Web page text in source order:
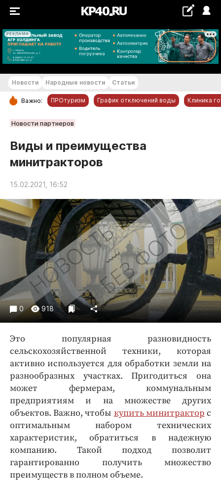
РЕКЛАМА
+23...+24 °С
РУБРИКИ
Новости компаний
Статьи
Народные новости
Авто и транспорт
Благоустройство
Криминал
Культура
Недвижимость и ЖКХ
Образование
Общество
Погода
Праздники
Спорт
Экономика и бизнес
ПРОЕКТЫ
Блоги
Издания
Медиаперсона
Интересное чтиво
Клиника года
Бренд года
Новости Народные новости Статьи
Важно: ПРОтуризм График отключений воды Клиника
Новости партнеров
Виды и преимущества
минитракторов
15.02.2021, 16:52
0 918
Это популярная разновидность
сельскохозяйственной техники, которая
активно используется для обработки земли на
разнообразных участках. Пригодиться она
может фермерам, коммунальным
предприятиям и на множестве других
объектов. Важно, чтобы купить минитрактор с
оптимальным набором технических
характеристик, обратиться в надежную
компанию. Такой подход позволит
гарантированно получить множество
преимуществ в полном объеме.